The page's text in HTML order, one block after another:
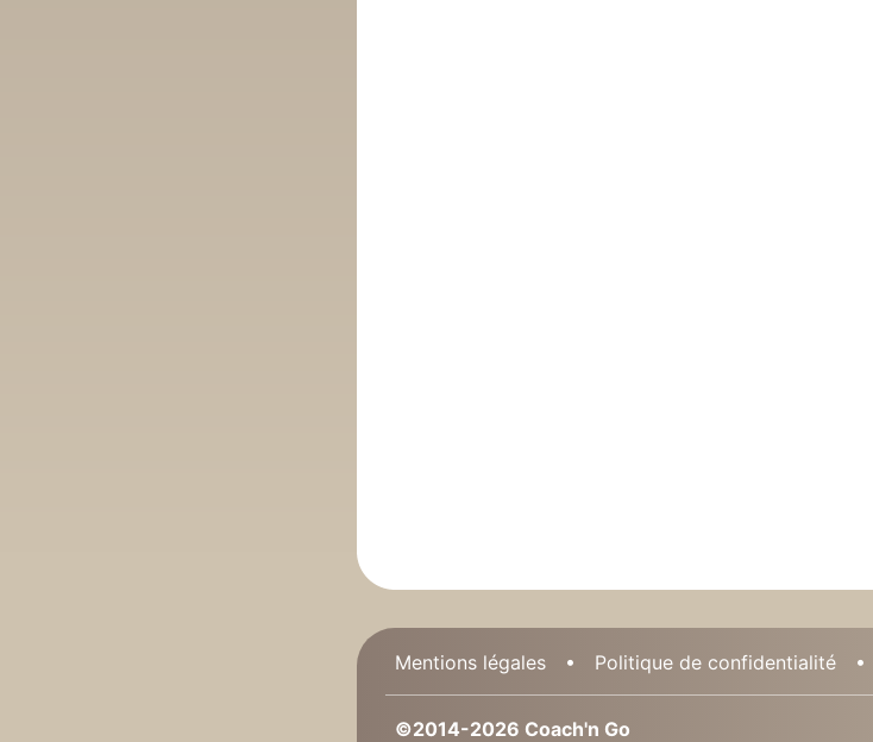
Mentions légales Politique de confidentialité
©2014-2026 Coach'n Go